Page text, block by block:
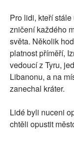
Pro lidi, kteří
zničení každého
světa. Několik
platnost příměří,
vedoucí z Tyru,
Libanonu, a na
zanechal kráter.
Lidé byli nuceni
chtěli opustit